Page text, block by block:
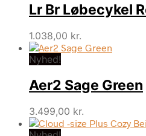
Lr Br Løbecykel
1.038,00 kr.
Nyhed!
Aer2 Sage Green
3.499,00 kr.